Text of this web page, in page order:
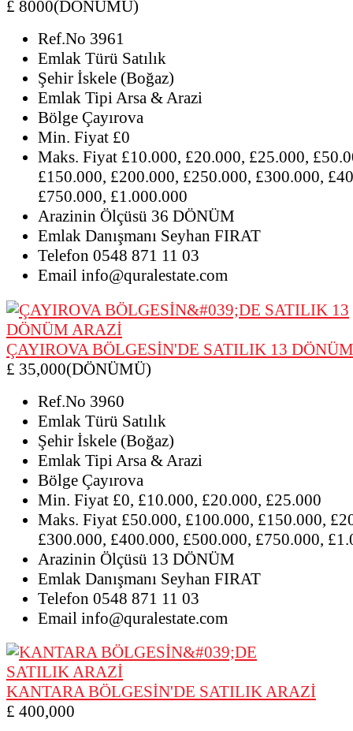
£ 8000(DÖNÜMÜ)
Ref.No 3961
Emlak Türü Satılık
Şehir İskele (Boğaz)
Emlak TipiArsa & Arazi
Bölge Çayırova
Min. Fiyat £0
Maks. Fiyat £10.000, £20.000, £25.000,
£150.000, £200.000, £250.000, £300.000,
£750.000, £1.000.000
Arazinin Ölçüsü 36 DÖNÜM
Emlak Danışmanı Seyhan FIRAT
Telefon 0548 871 11 03
Email info@quralestate.com
ÇAYIROVA BÖLGESİN'DE SATILIK 13
£ 35,000(DÖNÜMÜ)
Ref.No 3960
Emlak Türü Satılık
Şehir İskele (Boğaz)
Emlak Tipi Arsa & Arazi
Bölge Çayırova
Min. Fiyat £0, £10.000, £20.000, £25.000
Maks. Fiyat £50.000, £100.000, £150.000,
£300.000, £400.000, £500.000, £750.000,
Arazinin Ölçüsü 13 DÖNÜM
Emlak Danışmanı Seyhan FIRAT
Telefon 0548 871 11 03
Email info@quralestate.com
KANTARA BÖLGESİN'DE SATILIK ARAZİ
£ 400,000